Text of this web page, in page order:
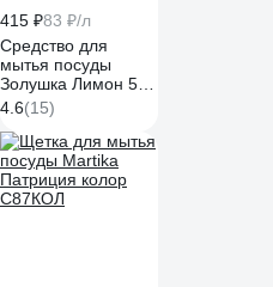
415 ₽83 ₽/л
Средство для
мытья посуды
Золушка Лимон 5 л
бутылка ПЭТ М-04-
4.6(15)